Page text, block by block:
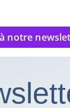
notre